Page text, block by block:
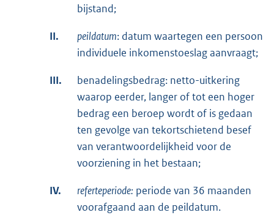
bijstand;
II. peildatum: datum waartegen een persoon
individuele inkomenstoeslag aanvraagt;
III.
benadelingsbedrag: netto-uitkering
waarop eerder, langer of tot een hoger
bedrag een beroep wordt of is gedaan
ten gevolge van tekortschietend besef
van verantwoordelijkheid voor de
voorziening in het bestaan;
IV. referteperiode: periode van 36 maanden
voorafgaand aan de peildatum.